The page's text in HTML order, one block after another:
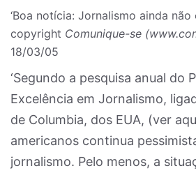
‘Boa notícia: Jornalismo ainda não
copyright Comunique-se
18/03/05
‘Segundo a pesquisa anual do
Excelência em Jornalismo,
de Columbia, dos EUA, (ver
americanos continua
jornalismo. Pelo menos, a